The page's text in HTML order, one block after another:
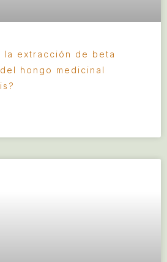
la extracción de beta
hongo medicinal